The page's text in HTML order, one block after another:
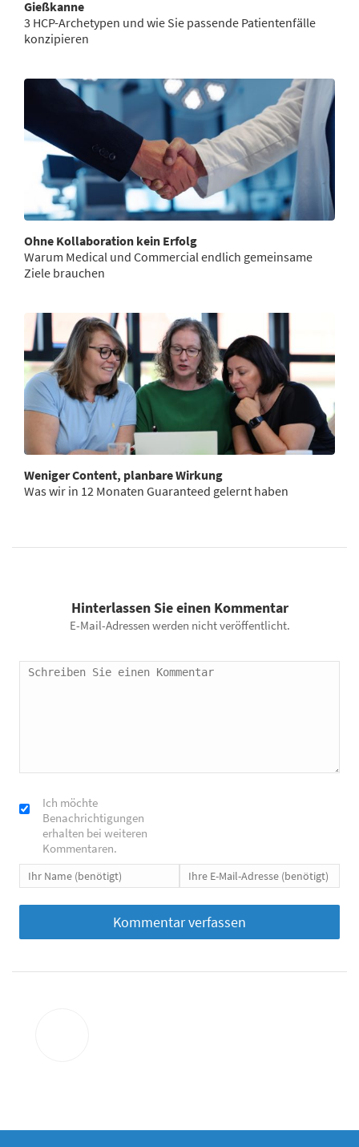
Gießkanne
3 HCP-Archetypen und wie Sie passende Patientenfälle
konzipieren
Ohne Kollaboration kein Erfolg
Warum Medical und Commercial endlich gemeinsame
Ziele brauchen
Weniger Content, planbare Wirkung
Was wir in 12 Monaten Guaranteed gelernt haben
Hinterlassen Sie einen Kommentar
E-Mail-Adressen werden nicht veröffentlicht.
Ich möchte
Benachrichtigungen
erhalten bei weiteren
Kommentaren.